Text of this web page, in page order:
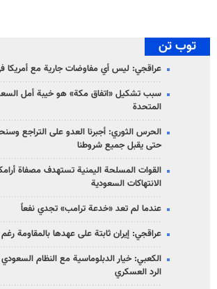
توب تن
عراقجي: ليس أي مفاوضات جارية مع أمريكا
سبب تشكيل «اتفاق مكة» هو خيبة أمل
المتحدة
الحرس الثوري: أجبرنا العدو على التراجع
حتى يقبل جميع شروطنا
القوات المسلحة اليمنية تستهدف مصفاة
الانتهاكات السعودية
عندما لم تعد «خدعة ترامب» تجدي نفعاً
عراقجي: إيران ثابتة على عهدها بالمقاومة
الكعبي: خيار الدبلوماسية مع النظام
الرد العسكري